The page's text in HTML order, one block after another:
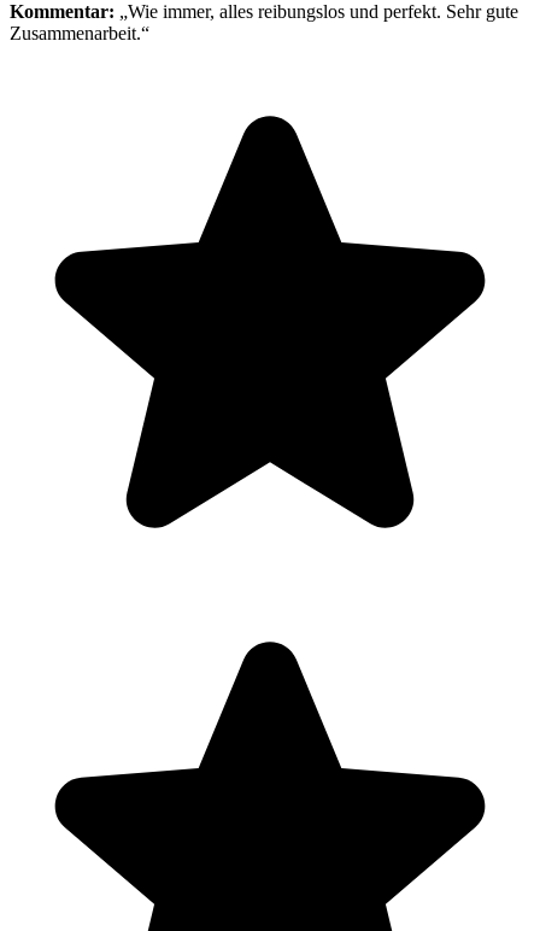
Kommentar: „Wie immer, alles reibungslos und perfekt. Sehr gute
Zusammenarbeit.“